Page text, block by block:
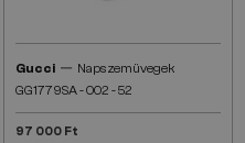
Gucci — Napszemüvegek
GG1779SA - 002 - 52
97 000 Ft